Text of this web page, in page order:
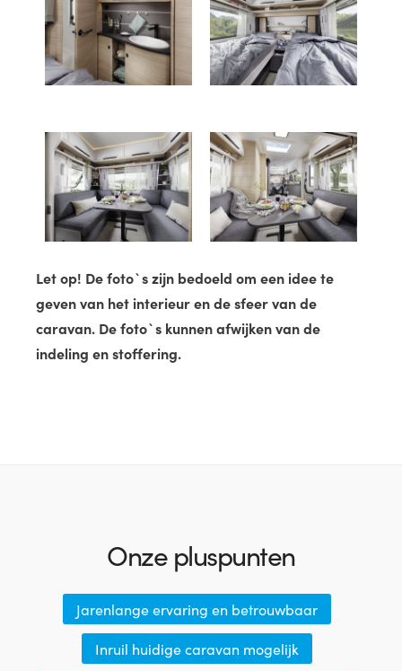
Let op! De foto`s zijn bedoeld om een idee te
geven van het interieur en de sfeer van de
caravan. De foto`s kunnen afwijken van de
indeling en stoffering.
Onze pluspunten
Jarenlange ervaring en betrouwbaar
Inruil huidige caravan mogelijk